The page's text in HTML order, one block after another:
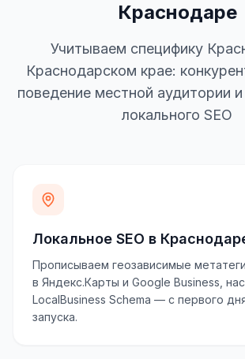
Краснодаре
Учитываем специфику
Краснодарском крае:
поведение местной аудитории
локального SEO
Локальное SEO в
Прописываем геозависимые
в Яндекс.Карты и Google Business,
LocalBusiness Schema — с первого
запуска.